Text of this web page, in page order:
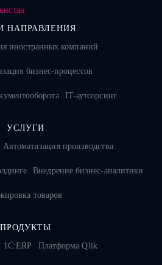
НАПРАВЛЕНИЯ
иностранных компаний
бизнес-процессов
IT-аутсорсинг
УСЛУГИ
Автоматизация производства
Внедрение бизнес-аналитики
товаров
ПРОДУКТЫ
1С:ERP Платформа Qlik